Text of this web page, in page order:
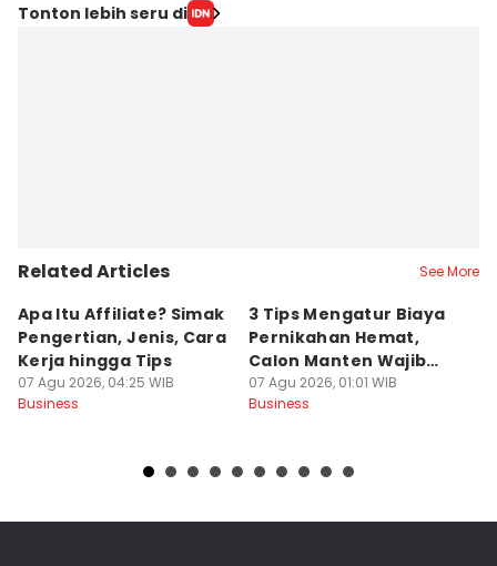
Tonton lebih seru di
Related Articles See More
Apa Itu Affiliate? Simak
Pengertian, Jenis, Cara
Kerja hingga Tips
07 Agu 2026, 04:25 WIB
Business
3 Tips Mengatur Biaya
Pernikahan Hemat,
Calon Manten Wajib
Nyimak!
07 Agu 2026, 01:01 WIB
Business